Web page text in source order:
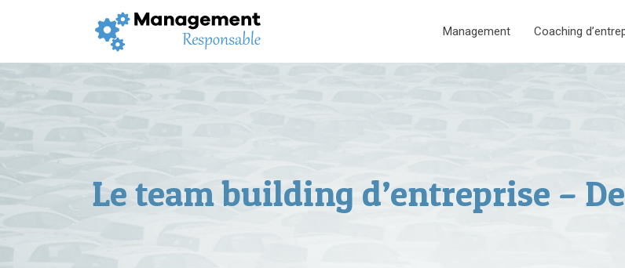
Management Coaching
Le team building d’entreprise –